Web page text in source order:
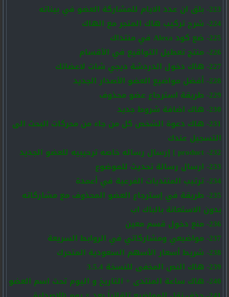
223- بلق ان عدد الايام للمشاركة العضو في بيناته
224- شرح تركيب هاك المتجر مع الهاك
225- ضع كود Alexa في منتداك
226- منتج تعطيل التواقيع في الأقسام
227- هاك دخول الدردشة ديجي شات لاعضائك
228- أفضل مواضيع العضو الأصدار الجديد
229- طريقة استرجاع عضو محذوف
230- هاك اضافة شروط جديد
231- هاك دعوة الشخص كل من جاء من محركات البحث الى
التسجيل عندك
232- product ] إرسال رساله خاصه ترحيبيه للعضو الجديد
233- ارسال رسالة تحديث للموضوع
234- ترتيب المنتديات الفرعية في أعمدة
235- طريقة في إسترجاع العضو المحذوف مع مشاركاته
بدون الاستعانة بالباك اب
236- منع دخول قسم معين
237- مواضيعي ومشاركاتي في الروابط السريعة
238- شريط أسعار الأسهم السعودية المتحرك
239- هاك النص المخفى للنسخة 3.5.4
240- هاك ساعة المنتدى + التاريخ و اليوم تحت اسم العضو